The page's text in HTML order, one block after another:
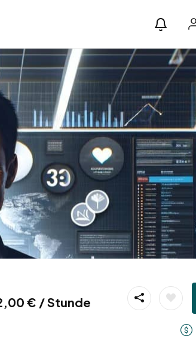
€ / Stunde